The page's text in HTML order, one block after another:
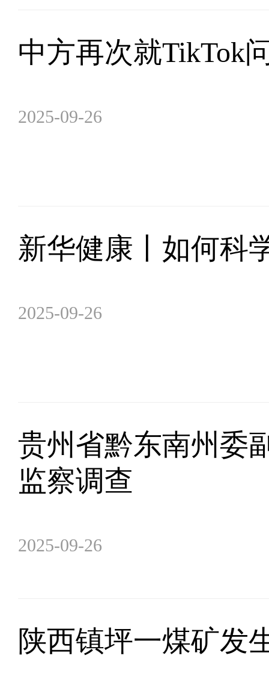
中方再次就TikTok
2025-09-26
新华健康丨如何科
2025-09-26
贵州省黔东南州委
监察调查
2025-09-26
陕西镇坪一煤矿发